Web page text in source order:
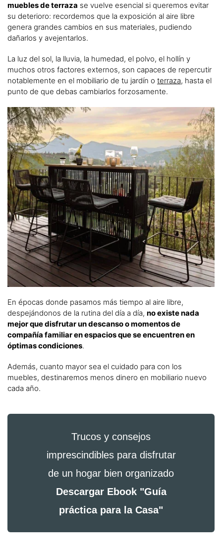
muebles de terraza se vuelve esencial si queremos evitar
su deterioro: recordemos que la exposición al aire libre
genera grandes cambios en sus materiales, pudiendo
dañarlos y avejentarlos.
La luz del sol, la lluvia, la humedad, el polvo, el hollín y
muchos otros factores externos, son capaces de repercutir
notablemente en el mobiliario de tu jardín o terraza, hasta el
punto de que debas cambiarlos forzosamente.
En épocas donde pasamos más tiempo al aire libre,
despejándonos de la rutina del día a día, no existe nada
mejor que disfrutar un descanso o momentos de
compañía familiar en espacios que se encuentren en
óptimas condiciones.
Además, cuanto mayor sea el cuidado para con los
muebles, destinaremos menos dinero en mobiliario nuevo
cada año.
Trucos y consejos
imprescindibles para disfrutar
de un hogar bien organizado
Descargar Ebook "Guía
práctica para la Casa"